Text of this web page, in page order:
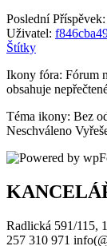
Poslední Příspěvek:
Uživatel:
Štítky
Ikony fóra: Fórum
obsahuje
Téma ikony: Bez
Neschváleno
Radlická 591/115,
257 310 971